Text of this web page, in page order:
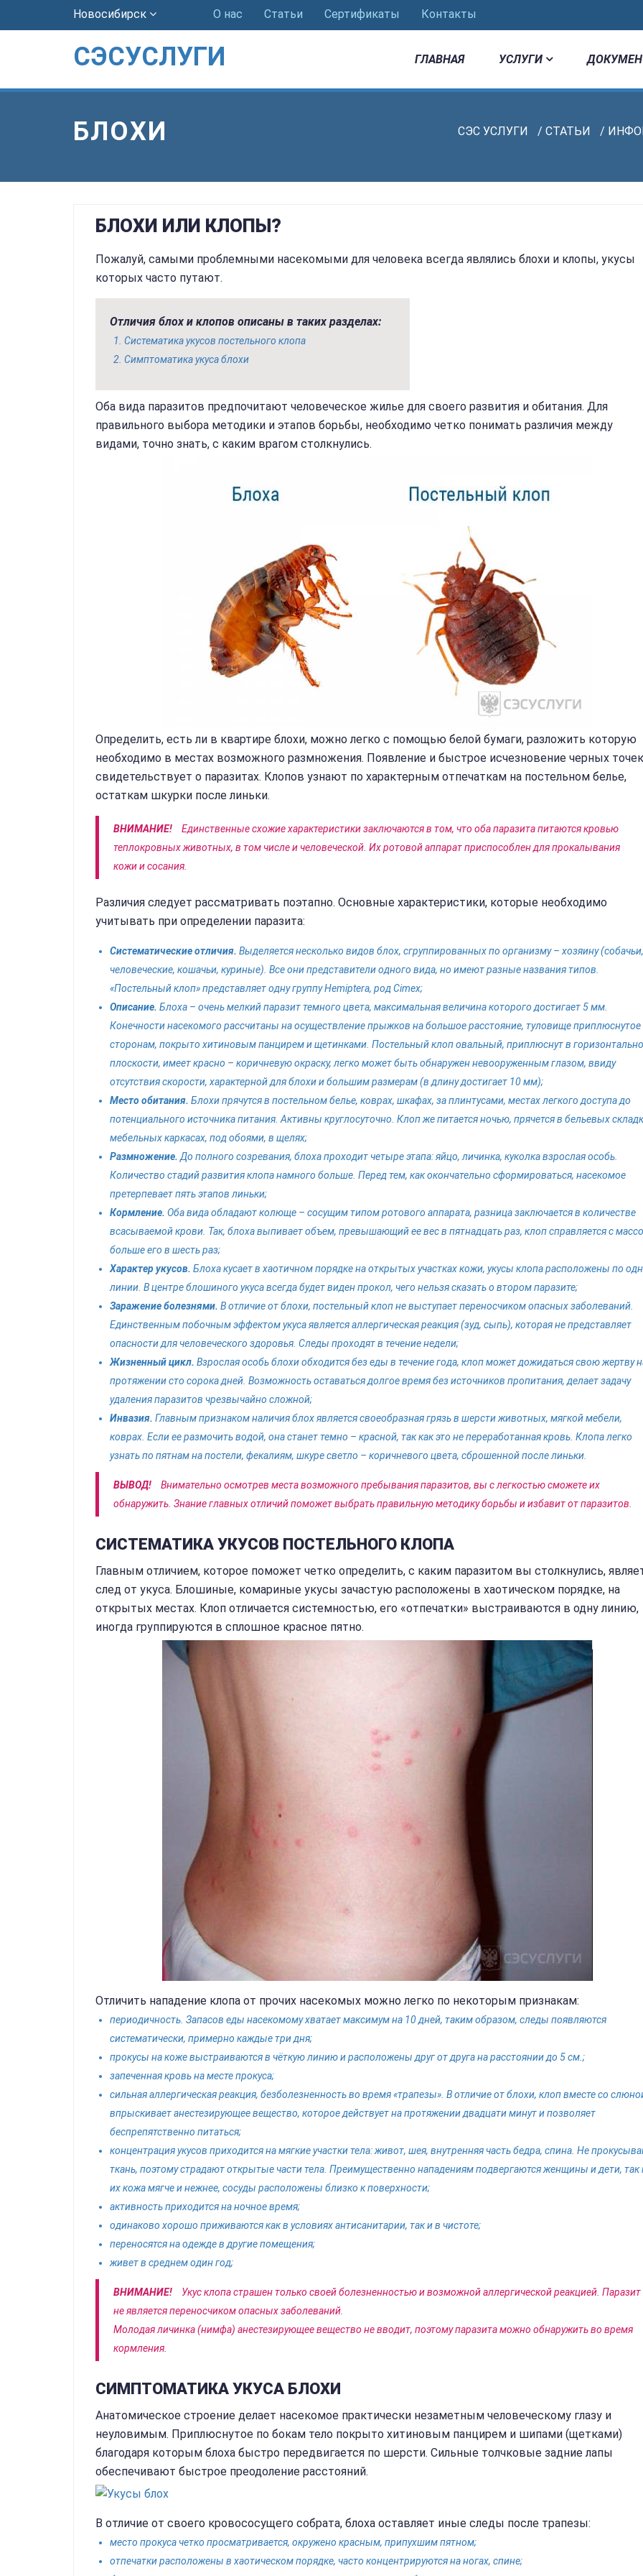
Новосибирск О нас Статьи Сертификаты Контакты
СЭСУСЛУГИ ГЛАВНАЯ УСЛУГИ
БЛОХИ СЭС УСЛУГИ / СТАТЬИ /
БЛОХИ ИЛИ КЛОПЫ?
Пожалуй, самыми проблемными насекомыми для человека всегда являлись блохи и клопы, укусы
которых часто путают.
Отличия блох и клопов описаны в таких разделах:
Систематика укусов постельного клопа
Симптоматика укуса блохи
Оба вида паразитов предпочитают человеческое жилье для своего развития и обитания. Для
правильного выбора методики и этапов борьбы, необходимо четко понимать различия между
видами, точно знать, с каким врагом столкнулись.
Определить, есть ли в квартире блохи, можно легко с помощью белой бумаги, разложить которую
необходимо в местах возможного размножения. Появление и быстрое исчезновение черных точек
свидетельствует о паразитах. Клопов узнают по характерным отпечаткам на постельном белье,
остаткам шкурки после линьки.
ВНИМАНИЕ!
Единственные схожие характеристики заключаются в том, что оба паразита питаются кровью
теплокровных животных, в том числе и человеческой. Их ротовой аппарат приспособлен для прокалывания
кожи и сосания.
Различия следует рассматривать поэтапно. Основные характеристики, которые необходимо
учитывать при определении паразита:
Систематические отличия. Выделяется несколько видов блох, сгруппированных по организму – хозяину (собачьи,
человеческие, кошачьи, куриные). Все они представители одного вида, но имеют разные названия типов.
«Постельный клоп» представляет одну группу Hemiptera, род Cimex;
Описание. Блоха – очень мелкий паразит темного цвета, максимальная величина которого достигает 5 мм.
Конечности насекомого рассчитаны на осуществление прыжков на большое расстояние, туловище приплюснутое
сторонам, покрыто хитиновым панцирем и щетинками. Постельный клоп овальный, приплюснут в
плоскости, имеет красно – коричневую окраску, легко может быть обнаружен невооруженным глазом, ввиду
отсутствия скорости, характерной для блохи и большим размерам (в длину достигает 10 мм);
Место обитания. Блохи прячутся в постельном белье, коврах, шкафах, за плинтусами, местах легкого доступа до
потенциального источника питания. Активны круглосуточно. Клоп же питается ночью, прячется в бельевых
мебельных каркасах, под обоями, в щелях;
Размножение. До полного созревания, блоха проходит четыре этапа: яйцо, личинка, куколка взрослая особь.
Количество стадий развития клопа намного больше. Перед тем, как окончательно сформироваться, насекомое
претерпевает пять этапов линьки;
Кормление. Оба вида обладают колюще – сосущим типом ротового аппарата, разница заключается в количестве
всасываемой крови. Так, блоха выпивает объем, превышающий ее вес в пятнадцать раз, клоп справляется с
больше его в шесть раз;
Характер укусов. Блоха кусает в хаотичном порядке на открытых участках кожи, укусы клопа расположены по
линии. В центре блошиного укуса всегда будет виден прокол, чего нельзя сказать о втором паразите;
Заражение болезнями. В отличие от блохи, постельный клоп не выступает переносчиком опасных заболеваний.
Единственным побочным эффектом укуса является аллергическая реакция (зуд, сыпь), которая не представляет
опасности для человеческого здоровья. Следы проходят в течение недели;
Жизненный цикл. Взрослая особь блохи обходится без еды в течение года, клоп может дожидаться свою жертву
протяжении сто сорока дней. Возможность оставаться долгое время без источников пропитания, делает задачу
удаления паразитов чрезвычайно сложной;
Инвазия. Главным признаком наличия блох является своеобразная грязь в шерсти животных, мягкой мебели,
коврах. Если ее размочить водой, она станет темно – красной, так как это не переработанная кровь. Клопа легко
узнать по пятнам на постели, фекалиям, шкуре светло – коричневого цвета, сброшенной после линьки.
ВЫВОД!
Внимательно осмотрев места возможного пребывания паразитов, вы с легкостью сможете их
обнаружить. Знание главных отличий поможет выбрать правильную методику борьбы и избавит от паразитов.
СИСТЕМАТИКА УКУСОВ ПОСТЕЛЬНОГО КЛОПА
Главным отличием, которое поможет четко определить, с каким паразитом вы столкнулись,
след от укуса. Блошиные, комариные укусы зачастую расположены в хаотическом порядке, на
открытых местах. Клоп отличается системностью, его «отпечатки» выстраиваются в одну линию,
иногда группируются в сплошное красное пятно.
Отличить нападение клопа от прочих насекомых можно легко по некоторым признакам:
периодичность. Запасов еды насекомому хватает максимум на 10 дней, таким образом, следы появляются
систематически, примерно каждые три дня;
прокусы на коже выстраиваются в чёткую линию и расположены друг от друга на расстоянии до 5 см.;
запеченная кровь на месте прокуса;
сильная аллергическая реакция, безболезненность во время «трапезы». В отличие от блохи, клоп вместе со
впрыскивает анестезирующее вещество, которое действует на протяжении двадцати минут и позволяет
беспрепятственно питаться;
концентрация укусов приходится на мягкие участки тела: живот, шея, внутренняя часть бедра, спина. Не
ткань, поэтому страдают открытые части тела. Преимущественно нападениям подвергаются женщины и дети, так
их кожа мягче и нежнее, сосуды расположены близко к поверхности;
активность приходится на ночное время;
одинаково хорошо приживаются как в условиях антисанитарии, так и в чистоте;
переносятся на одежде в другие помещения;
живет в среднем один год;
ВНИМАНИЕ!
Укус клопа страшен только своей болезненностью и возможной аллергической реакцией. Паразит
не является переносчиком опасных заболеваний.
Молодая личинка (нимфа) анестезирующее вещество не вводит, поэтому паразита можно обнаружить во время
кормления.
СИМПТОМАТИКА УКУСА БЛОХИ
Анатомическое строение делает насекомое практически незаметным человеческому глазу и
неуловимым. Приплюснутое по бокам тело покрыто хитиновым панцирем и шипами (щетками)
благодаря которым блоха быстро передвигается по шерсти. Сильные толчковые задние лапы
обеспечивают быстрое преодоление расстояний.
В отличие от своего кровососущего собрата, блоха оставляет иные следы после трапезы:
место прокуса четко просматривается, окружено красным, припухшим пятном;
отпечатки расположены в хаотическом порядке, часто концентрируются на ногах, спине;